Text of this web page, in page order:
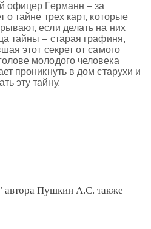
офицер Германн – за
о тайне трех карт, которые
если делать на них
тайны – старая графиня,
этот секрет от самого
молодого человека
проникнуть в дом старухи и
эту тайну.
автора Пушкин А.С. также